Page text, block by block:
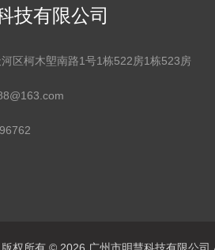
技有限公司
区柯木塱南路1号1栋522房1栋523房